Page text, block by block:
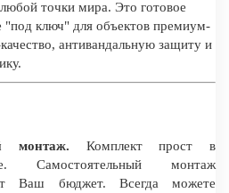
точки мира. Это готовое
"под ключ" для объектов премиум-
антивандальную защиту и
монтаж. Комплект прост в
Самостоятельный монтаж
Ваш бюджет. Всегда можете